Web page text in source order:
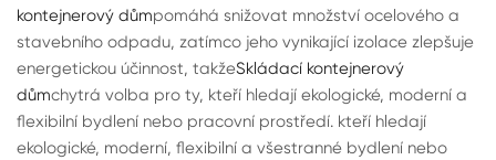
kontejnerový důmpomáhá snižovat množství ocelového a
stavebního odpadu, zatímco jeho vynikající izolace zlepšuje
energetickou účinnost, takžeSkládací kontejnerový
důmchytrá volba pro ty, kteří hledají ekologické, moderní a
flexibilní bydlení nebo pracovní prostředí. kteří hledají
ekologické, moderní, flexibilní a všestranné bydlení nebo